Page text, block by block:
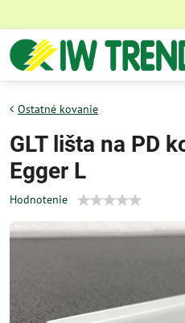
Ostatné kovanie
GLT lišta na PD
Egger L
Hodnotenie